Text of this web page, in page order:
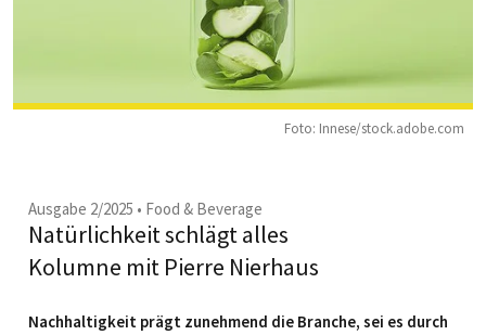
Foto: Innese/stock.adobe.com
Ausgabe 2/2025 • Food & Beverage
Natürlichkeit schlägt alles
Kolumne mit Pierre Nierhaus
Nachhaltigkeit prägt zunehmend die Branche, sei es durch